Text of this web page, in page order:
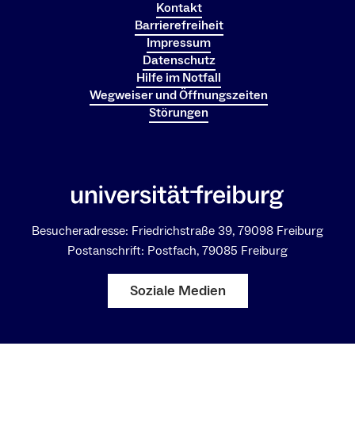
Kontakt
Barrierefreiheit
Impressum
Datenschutz
Hilfe im Notfall
Wegweiser und Öffnungszeiten
Störungen
Besucheradresse: Friedrichstraße 39, 79098 Freiburg
Postanschrift: Postfach, 79085 Freiburg
Soziale Medien